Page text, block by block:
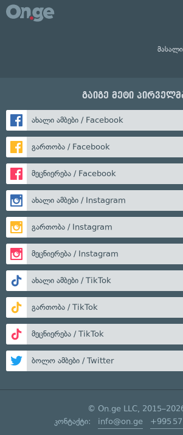
გაიგე მეტი
ახალი ამბები / Facebook
გართობა / Facebook
მეცნიერება / Facebook
ახალი ამბები / Instagram
გართობა / Instagram
მეცნიერება / Instagram
ახალი ამბები / TikTok
გართობა / TikTok
მეცნიერება / TikTok
ბოლო ამბები / Twitter
© On.ge LLC,
კონტაქტი: info@on.ge +995